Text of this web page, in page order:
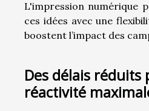
L'impression numérique
ces idées avec une
boostent l’impact des
Des délais réduits
réactivité